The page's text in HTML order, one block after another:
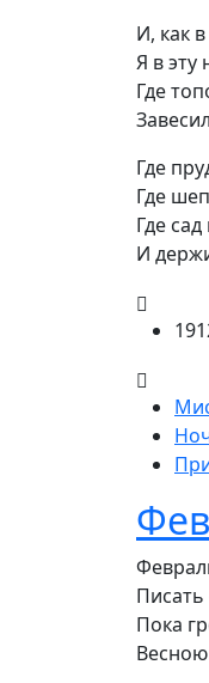
И, как
Я в эту
Где
Где
Где
Где
И
Пока